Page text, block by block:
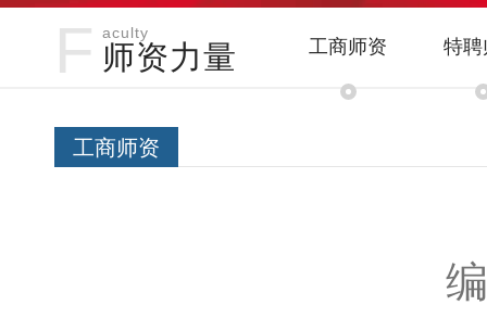
F aculty
师资力量 工商师资 特
工商师资